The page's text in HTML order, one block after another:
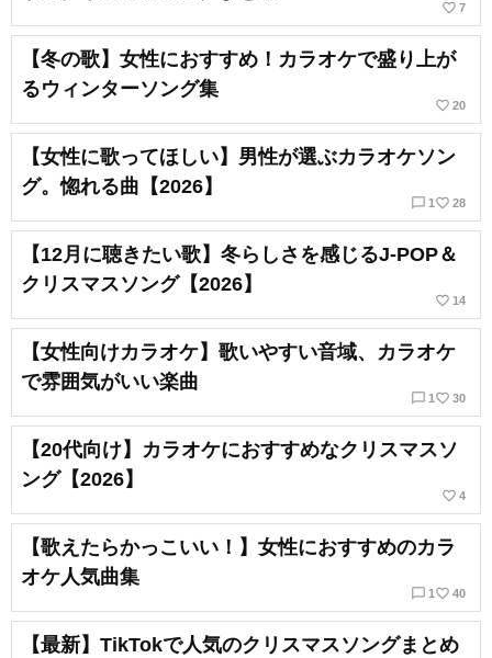
favorite_border 7
【冬の歌】女性におすすめ！カラオケで盛り上が
るウィンターソング集
favorite_border 20
【女性に歌ってほしい】男性が選ぶカラオケソン
グ。惚れる曲【2026】
chat_bubble_outline 1 favorite_border 28
【12月に聴きたい歌】冬らしさを感じるJ-POP＆
クリスマスソング【2026】
favorite_border 14
【女性向けカラオケ】歌いやすい音域、カラオケ
で雰囲気がいい楽曲
chat_bubble_outline 1 favorite_border 30
【20代向け】カラオケにおすすめなクリスマスソ
ング【2026】
favorite_border 4
【歌えたらかっこいい！】女性におすすめのカラ
オケ人気曲集
chat_bubble_outline 1 favorite_border 40
【最新】TikTokで人気のクリスマスソングまとめ